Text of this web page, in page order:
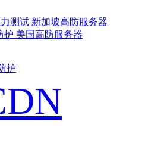
测试 新加坡高防服务器
护 美国高防服务器
护